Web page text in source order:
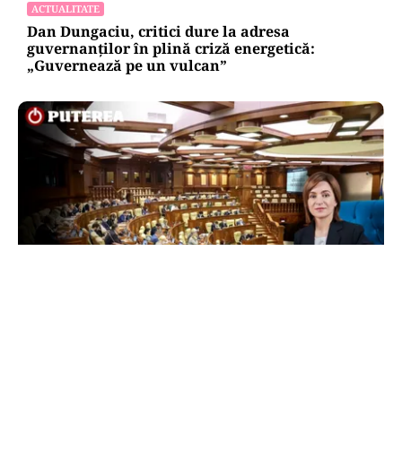
ACTUALITATE
Dan Dungaciu, critici dure la adresa
guvernanților în plină criză energetică:
„Guvernează pe un vulcan”